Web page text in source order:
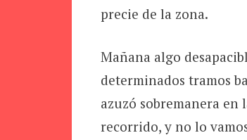
precie de la zona.
Mañana algo
determinados tramos
azuzó sobremanera en
recorrido, y no lo